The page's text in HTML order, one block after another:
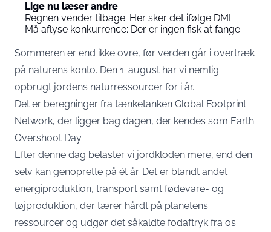
Lige nu læser andre
Regnen vender tilbage: Her sker det ifølge DMI
Må aflyse konkurrence: Der er ingen fisk at fange
Sommeren er end ikke ovre, før verden går i overtræk
på naturens konto. Den 1. august har vi nemlig
opbrugt jordens naturressourcer for i år.
Det er beregninger fra tænketanken Global Footprint
Network, der ligger bag dagen, der kendes som Earth
Overshoot Day.
Efter denne dag belaster vi jordkloden mere, end den
selv kan genoprette på ét år. Det er blandt andet
energiproduktion, transport samt fødevare- og
tøjproduktion, der tærer hårdt på planetens
ressourcer og udgør det såkaldte fodaftryk fra os